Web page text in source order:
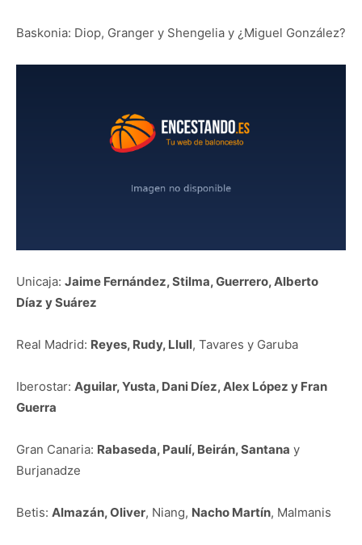
Baskonia: Diop, Granger y Shengelia y ¿Miguel González?
Unicaja: Jaime Fernández, Stilma, Guerrero, Alberto
Díaz y Suárez
Real Madrid: Reyes, Rudy, Llull, Tavares y Garuba
Iberostar: Aguilar, Yusta, Dani Díez, Alex López y Fran
Guerra
Gran Canaria: Rabaseda, Paulí, Beirán, Santana y
Burjanadze
Betis: Almazán, Oliver, Niang, Nacho Martín, Malmanis